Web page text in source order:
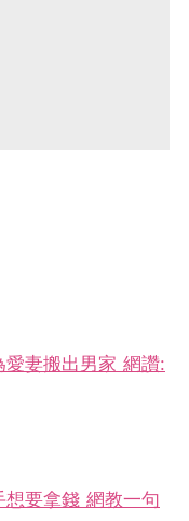
愛妻搬出男家 網讚:
想要拿錢 網教一句